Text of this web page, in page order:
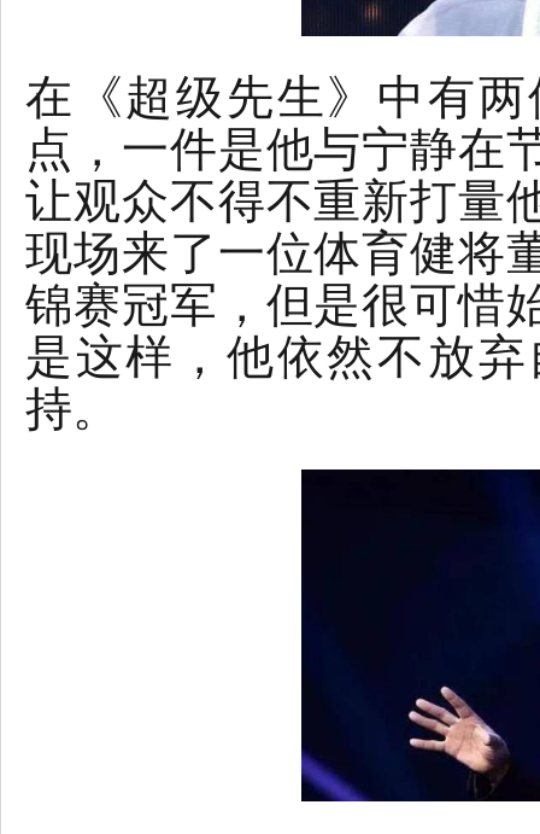
在《超级先生》中有
点，一件是他与宁静在
让观众不得不重新打量
现场来了一位体育健将
锦赛冠军，但是很可惜
是这样，他依然不放
持。